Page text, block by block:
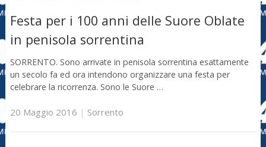
Festa per i 100 anni delle Suore Oblate
in penisola sorrentina
SORRENTO. Sono arrivate in penisola sorrentina esattamente
un secolo fa ed ora intendono organizzare una festa per
celebrare la ricorrenza. Sono le Suore …
20 Maggio 2016 | Sorrento